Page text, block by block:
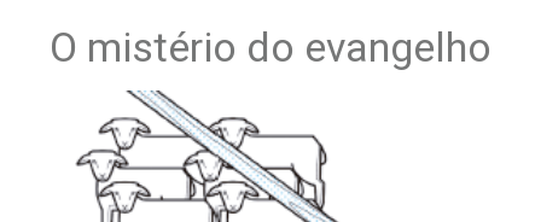
O mistério do evangelho